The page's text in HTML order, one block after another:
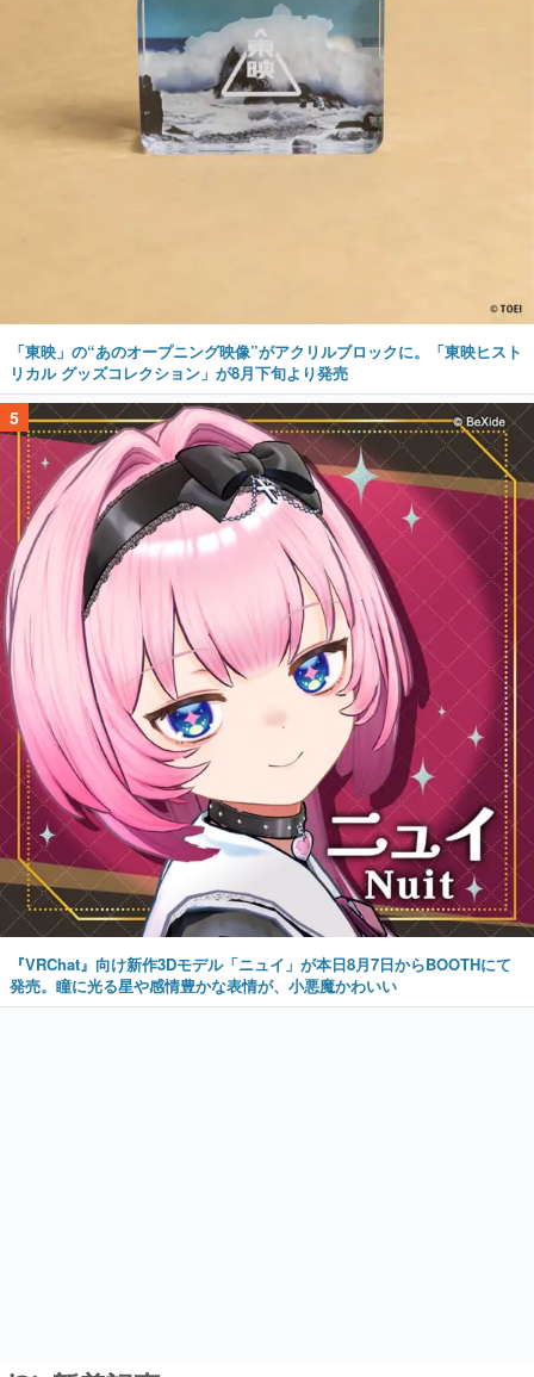
「東映」の“あのオープニング映像”がアクリルブロックに。「東映ヒスト
リカル グッズコレクション」が8月下旬より発売
5
『VRChat』向け新作3Dモデル「ニュイ」が本日8月7日からBOOTHにて
発売。瞳に光る星や感情豊かな表情が、小悪魔かわいい